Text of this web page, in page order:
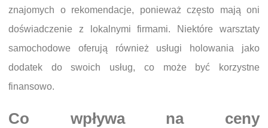
znajomych o rekomendacje, ponieważ często mają oni
doświadczenie z lokalnymi firmami. Niektóre warsztaty
samochodowe oferują również usługi holowania jako
dodatek do swoich usług, co może być korzystne
finansowo.
Co wpływa na ceny